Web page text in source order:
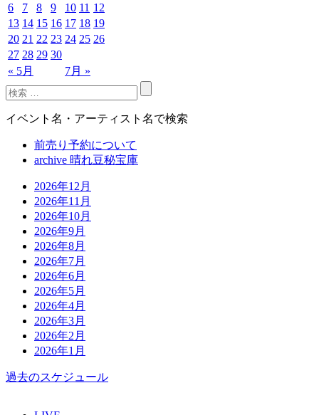
« 5月 7月 »
6
7 8 9 10 11 12
13 14 15 16 17 18 19
20 21 22 23 24 25 26
27 28 29 30
イベント名・アーティスト名で検索
前売り予約について
archive 晴れ豆秘宝庫
2026年12月
2026年11月
2026年10月
2026年9月
2026年8月
2026年7月
2026年6月
2026年5月
2026年4月
2026年3月
2026年2月
2026年1月
過去のスケジュール